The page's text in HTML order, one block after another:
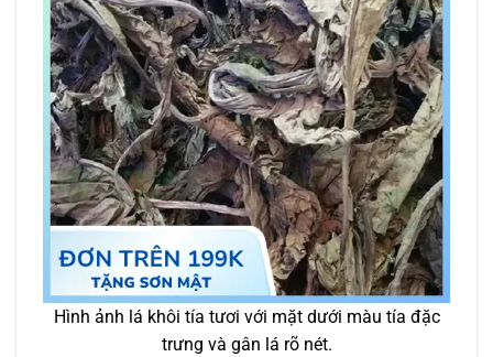
Hình ảnh lá khôi tía tươi với mặt dưới màu tía đặc
trưng và gân lá rõ nét.